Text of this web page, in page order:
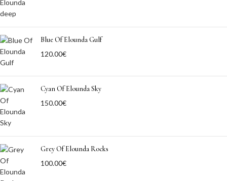
Blue Of Elounda Gulf
120.00€
Cyan Of Elounda Sky
150.00€
Grey Of Elounda Rocks
100.00€